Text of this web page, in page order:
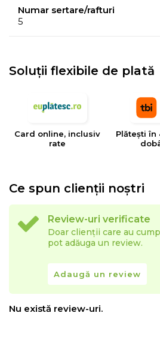
Numar sertare/rafturi
5
Soluții flexibile de plată
Card online, inclusiv
rate
Plătești în
Ce spun clienții noștri
Review-uri verificate
Doar clienții care au
pot adăuga un review.
Adaugă un review
Nu există review-uri.